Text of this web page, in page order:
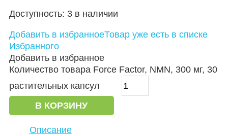
Доступность: 3 в наличии
Добавить в избранноеТовар уже есть в списке
Избранного
Добавить в избранное
Количество товара Force Factor, NMN, 300 мг, 30
растительных капсул
В КОРЗИНУ
Описание